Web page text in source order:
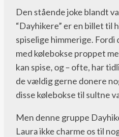
Den stående joke blandt
“Dayhikere” er en billet til
spiselige himmerige. Fordi
med kølebokse proppet
kan spise, og – ofte, har
de vældig gerne donere
disse kølebokse til sultne
Men denne gruppe
Laura ikke charme os til